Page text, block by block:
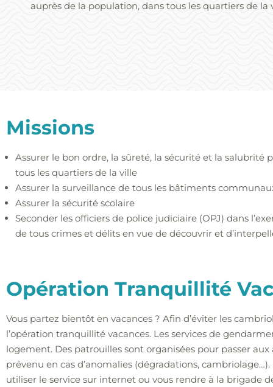
auprès de la population, dans tous les quartiers de la
Missions
Assurer le bon ordre, la sûreté, la sécurité et la salubrité
tous les quartiers de la ville
Assurer la surveillance de tous les bâtiments
Assurer la sécurité scolaire
Seconder les officiers de police judiciaire (OPJ) dans
de tous crimes et délits en vue de découvrir et
Opération Tranquillité
Vous partez bientôt en vacances ? Afin d’éviter les
l’opération tranquillité vacances. Les services de
logement. Des patrouilles sont organisées pour passer
prévenu en cas d’anomalies (dégradations,
utiliser le service sur internet ou vous rendre à la brigade